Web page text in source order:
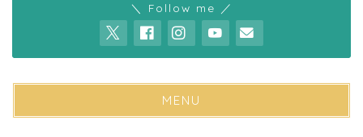
＼ Follow me ／
MENU